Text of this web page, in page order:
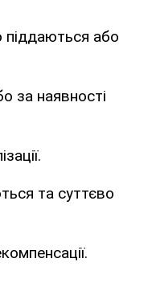
піддаються або
за наявності
та суттєво